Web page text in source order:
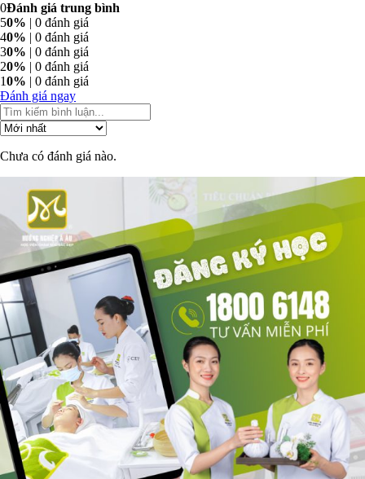
0Đánh giá trung bình
50% | 0 đánh giá
40% | 0 đánh giá
30% | 0 đánh giá
20% | 0 đánh giá
10% | 0 đánh giá
Đánh giá ngay
Chưa có đánh giá nào.